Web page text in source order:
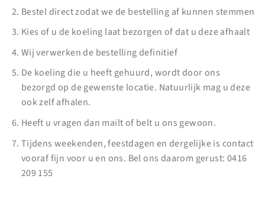
Bestel direct zodat we de bestelling af kunnen stemmen
Kies of u de koeling laat bezorgen of dat u deze afhaalt
Wij verwerken de bestelling definitief
De koeling die u heeft gehuurd, wordt door ons
bezorgd op de gewenste locatie. Natuurlijk mag u deze
ook zelf afhalen.
Heeft u vragen dan mailt of belt u ons gewoon.
Tijdens weekenden, feestdagen en dergelijke is contact
vooraf fijn voor u en ons. Bel ons daarom gerust: 0416
209 155